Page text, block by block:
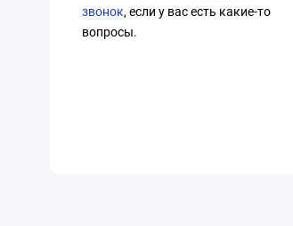
звонок, если у вас есть какие-то
вопросы.